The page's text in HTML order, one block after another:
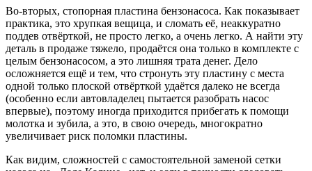
Во-вторых, стопорная пластина бензонасоса. Как показывает
практика, это хрупкая вещица, и сломать её, неаккуратно
поддев отвёрткой, не просто легко, а очень легко. А найти эту
деталь в продаже тяжело, продаётся она только в комплекте с
целым бензонасосом, а это лишняя трата денег. Дело
осложняется ещё и тем, что стронуть эту пластину с места
одной только плоской отвёрткой удаётся далеко не всегда
(особенно если автовладелец пытается разобрать насос
впервые), поэтому иногда приходится прибегать к помощи
молотка и зубила, а это, в свою очередь, многократно
увеличивает риск поломки пластины.
Как видим, сложностей с самостоятельной заменой сетки